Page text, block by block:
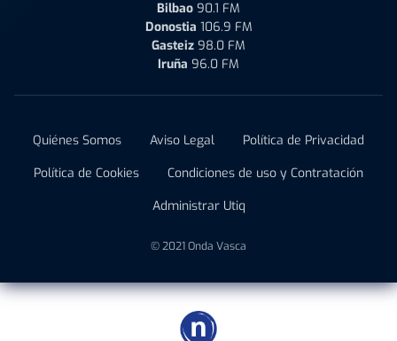
Bilbao 90.1 FM
Donostia 106.9 FM
Gasteiz 98.0 FM
Iruña 96.0 FM
Quiénes Somos Aviso Legal
Política de Privacidad
Política de Cookies
Condiciones de uso y Contratación
Administrar Utiq
© 2021 Onda Vasca